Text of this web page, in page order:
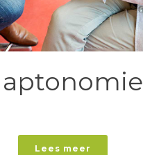
Lees meer